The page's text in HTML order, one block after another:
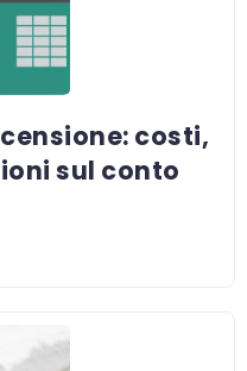
costi,
sul conto